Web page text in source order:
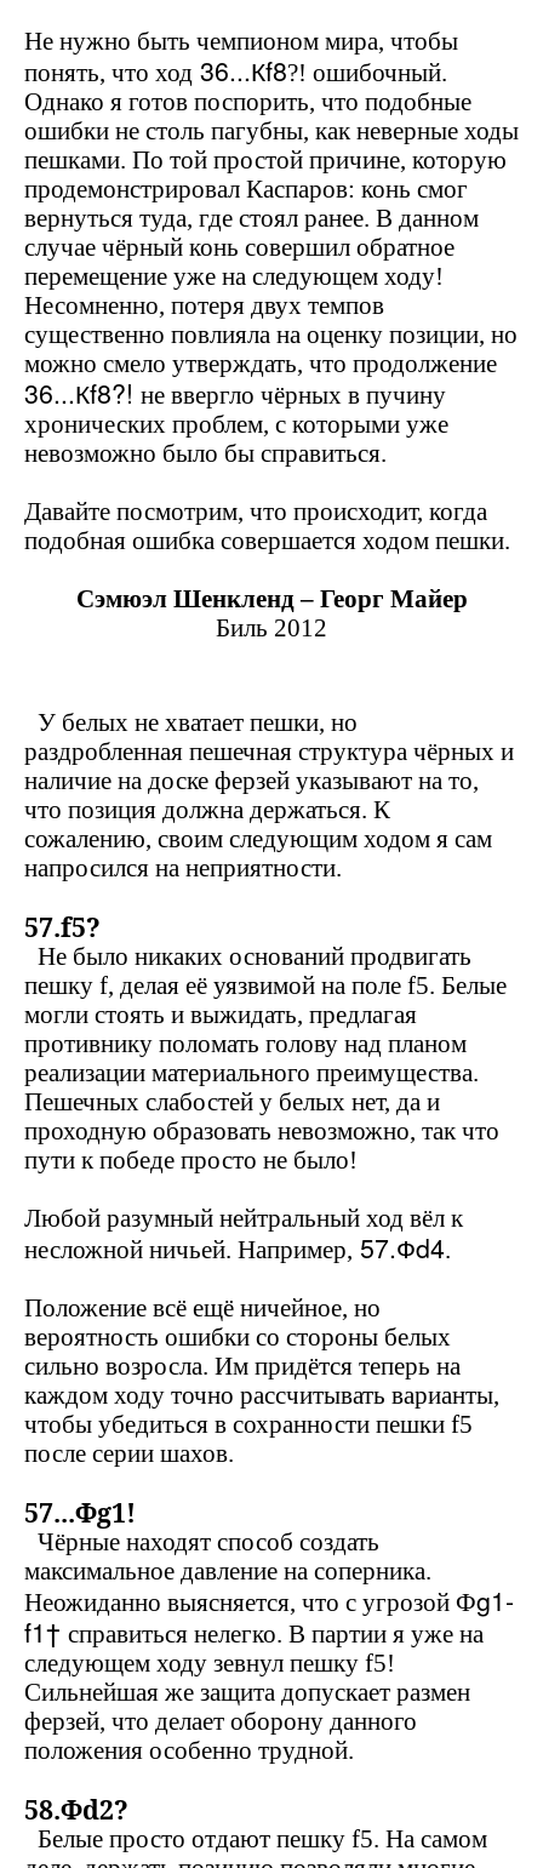
Не нужно быть чемпионом мира, чтобы
понять, что ход 36...Кf8?! ошибочный.
Однако я готов поспорить, что подобные
ошибки не столь пагубны, как неверные ходы
пешками. По той простой причине, которую
продемонстрировал Каспаров: конь смог
вернуться туда, где стоял ранее. В данном
случае чёрный конь совершил обратное
перемещение уже на следующем ходу!
Несомненно, потеря двух темпов
существенно повлияла на оценку позиции, но
можно смело утверждать, что продолжение
36...Кf8?! не ввергло чёрных в пучину
хронических проблем, с которыми уже
невозможно было бы справиться.
Давайте посмотрим, что происходит, когда
подобная ошибка совершается ходом пешки.
Сэмюэл Шенкленд – Георг Майер
Биль 2012
У белых не хватает пешки, но
раздробленная пешечная структура чёрных и
наличие на доске ферзей указывают на то,
что позиция должна держаться. К
сожалению, своим следующим ходом я сам
напросился на неприятности.
57.f5?
Не было никаких оснований продвигать
пешку f, делая её уязвимой на поле f5. Белые
могли стоять и выжидать, предлагая
противнику поломать голову над планом
реализации материального преимущества.
Пешечных слабостей у белых нет, да и
проходную образовать невозможно, так что
пути к победе просто не было!
Любой разумный нейтральный ход вёл к
несложной ничьей. Например, 57.Фd4.
Положение всё ещё ничейное, но
вероятность ошибки со стороны белых
сильно возросла. Им придётся теперь на
каждом ходу точно рассчитывать варианты,
чтобы убедиться в сохранности пешки f5
после серии шахов.
57...Фg1!
Чёрные находят способ создать
максимальное давление на соперника.
Неожиданно выясняется, что с угрозой Фg1-
f1† справиться нелегко. В партии я уже на
следующем ходу зевнул пешку f5!
Сильнейшая же защита допускает размен
ферзей, что делает оборону данного
положения особенно трудной.
58.Фd2?
Белые просто отдают пешкуf5. На самом